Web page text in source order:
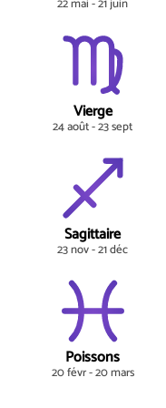
22 mai - 21 juin
Vierge
24 août - 23 sept
Sagittaire
23 nov - 21 déc
Poissons
20 févr - 20 mars